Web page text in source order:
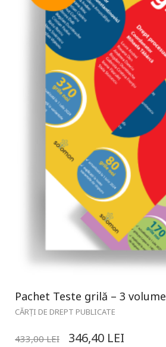
Pachet Teste grilă – 3 volume
CĂRȚI DE DREPT PUBLICATE
433,00LEI 346,40 LEI